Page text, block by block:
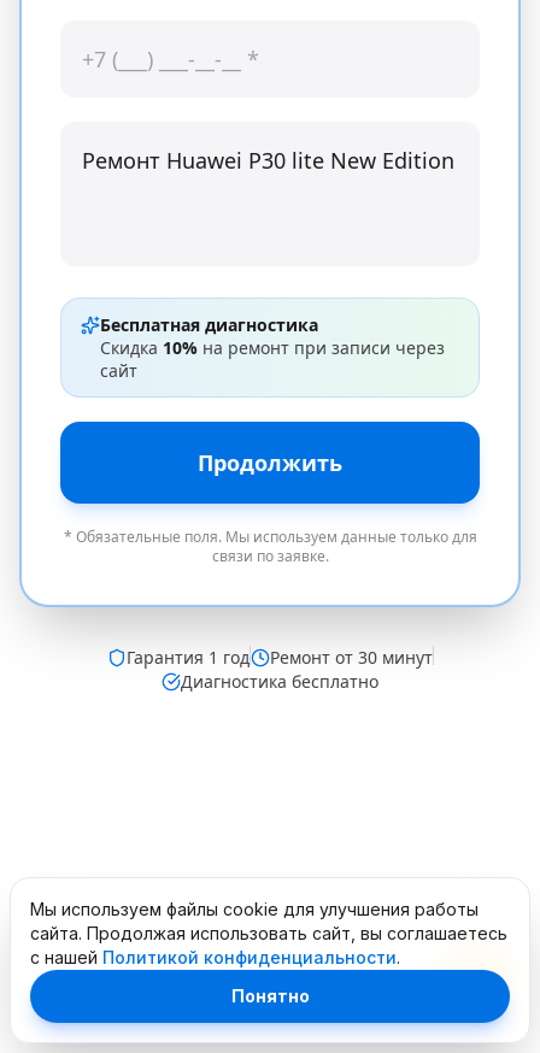
Бесплатная диагностика
Скидка 10% на ремонт при записи через
сайт
Продолжить
* Обязательные поля. Мы используем данные только для
связи по заявке.
Гарантия 1 год
Ремонт от 30 минут
Диагностика бесплатно
Мы используем файлы cookie для улучшения работы
сайта. Продолжая использовать сайт, вы соглашаетесь
с нашей Политикой конфиденциальности.
Понятно